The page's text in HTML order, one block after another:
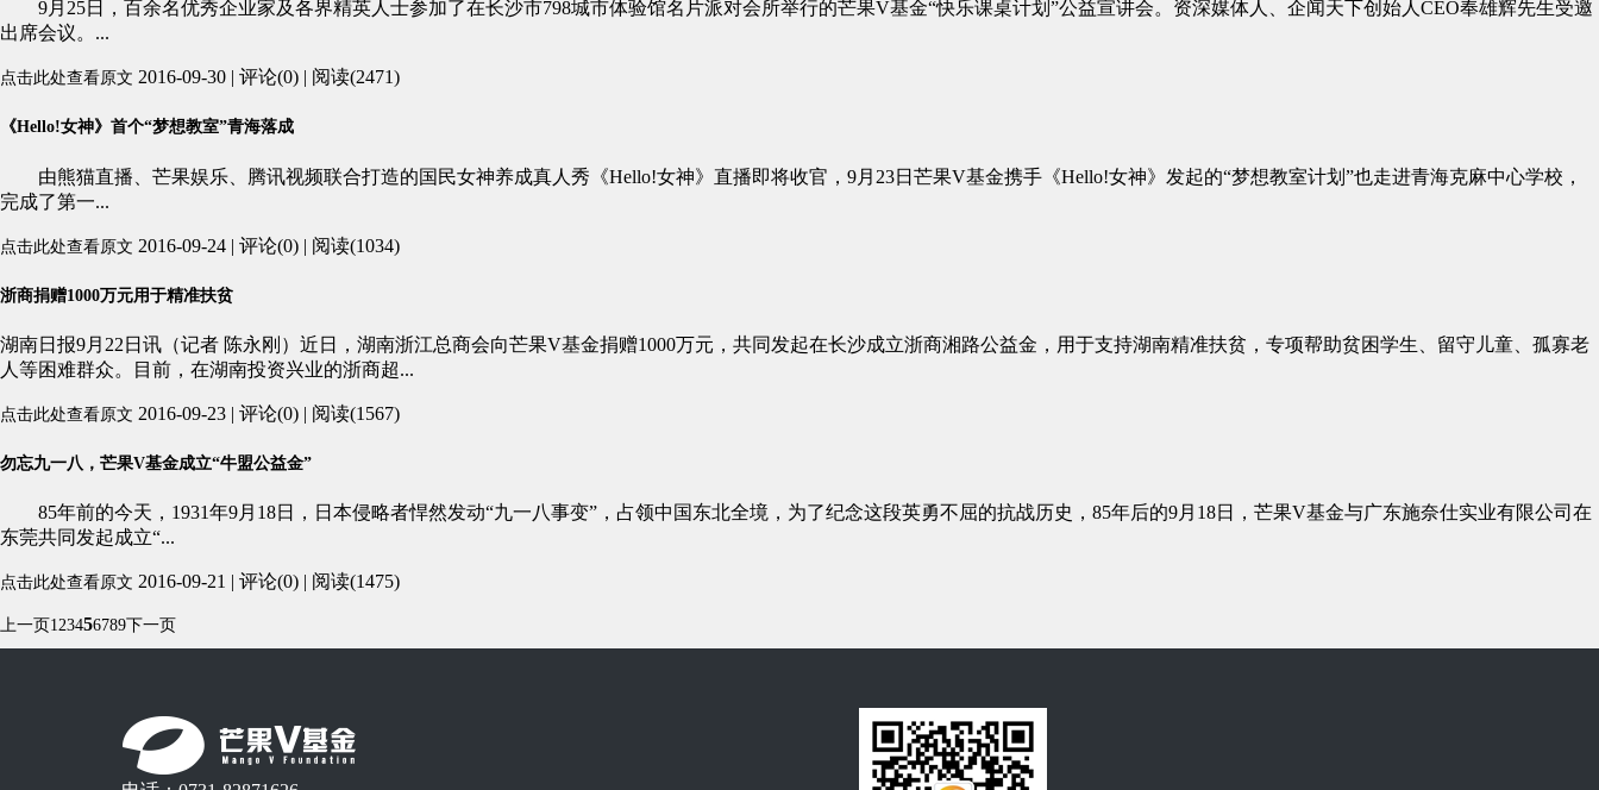
9月25日，百余名优秀企业家及各界精英人士参加了在长沙市798城市体验馆名片派对会所举行的芒果V基金“快乐课桌计划”公益宣讲会。资深媒体人、企闻天下创始人CEO奉雄辉先生受邀
出席会议。...
点击此处查看原文 2016-09-30 | 评论(0) | 阅读(2471)
《Hello!女神》首个“梦想教室”青海落成
由熊猫直播、芒果娱乐、腾讯视频联合打造的国民女神养成真人秀《Hello!女神》直播即将收官，9月23日芒果V基金携手《Hello!女神》发起的“梦想教室计划”也走进青海克麻中心学校，
完成了第一...
点击此处查看原文 2016-09-24 | 评论(0) | 阅读(1034)
浙商捐赠1000万元用于精准扶贫
湖南日报9月22日讯（记者 陈永刚）近日，湖南浙江总商会向芒果V基金捐赠1000万元，共同发起在长沙成立浙商湘路公益金，用于支持湖南精准扶贫，专项帮助贫困学生、留守儿童、孤寡老
人等困难群众。目前，在湖南投资兴业的浙商超...
点击此处查看原文 2016-09-23 | 评论(0) | 阅读(1567)
勿忘九一八，芒果V基金成立“牛盟公益金”
85年前的今天，1931年9月18日，日本侵略者悍然发动“九一八事变”，占领中国东北全境，为了纪念这段英勇不屈的抗战历史，85年后的9月18日，芒果V基金与广东施奈仕实业有限公司在
东莞共同发起成立“...
点击此处查看原文 2016-09-21 | 评论(0) | 阅读(1475)
上一页123456789下一页